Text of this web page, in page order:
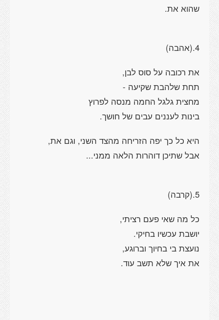
שהוא את.
4.(אהבה)
את רכובה על סוס לבן,
תחת שלהבת שקיעה -
מחצית גלגל החמה מנסה לפרוץ
בינות לעננים עבים של חושך.
היא כל כך יפה הזריחה מהצד השני, וגם את,
אבל שתיכן דוהרות הלאה ממני...
5.(קרבה)
כל מה שאי פעם רציתי,
יושבת עכשיו בחיקי.
נועצת בי בחיוך וברוגע,
את איך שלא תשב עוד.